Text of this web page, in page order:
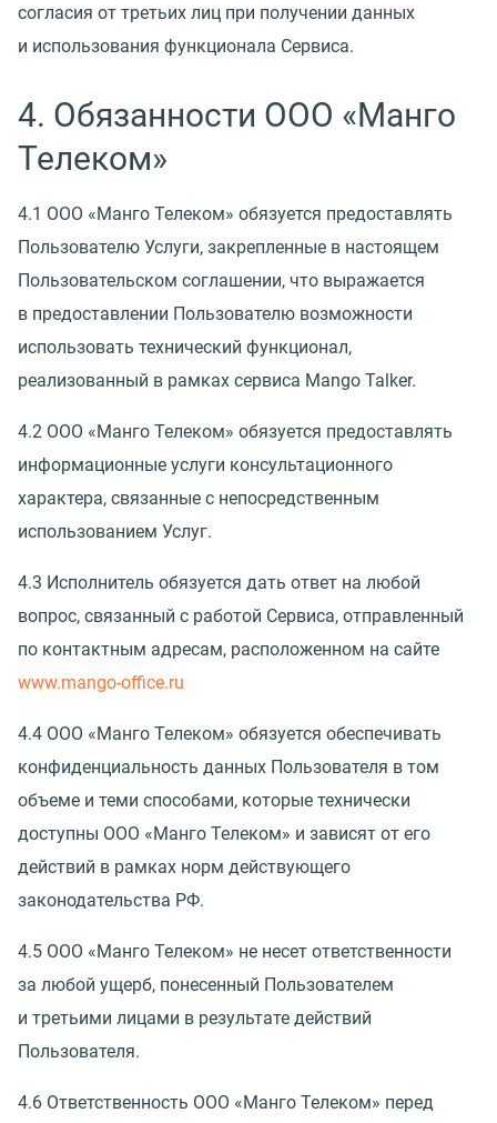
согласия от третьих лиц при получении данных
и использования функционала Сервиса.
4. Обязанности ООО «Манго
Телеком»
4.1 ООО «Манго Телеком» обязуется предоставлять
Пользователю Услуги, закрепленные в настоящем
Пользовательском соглашении, что выражается
в предоставлении Пользователю возможности
использовать технический функционал,
реализованный в рамках сервиса Mango Talker.
4.2 ООО «Манго Телеком» обязуется предоставлять
информационные услуги консультационного
характера, связанные с непосредственным
использованием Услуг.
4.3 Исполнитель обязуется дать ответ на любой
вопрос, связанный с работой Сервиса, отправленный
по контактным адресам, расположенном на сайте
www.mango-office.ru
4.4 ООО «Манго Телеком» обязуется обеспечивать
конфиденциальность данных Пользователя в том
объеме и теми способами, которые технически
доступны ООО «Манго Телеком» и зависят от его
действий в рамках норм действующего
законодательства РФ.
4.5 ООО «Манго Телеком» не несет ответственности
за любой ущерб, понесенный Пользователем
и третьими лицами в результате действий
Пользователя.
4.6 Ответственность ООО «Манго Телеком» перед